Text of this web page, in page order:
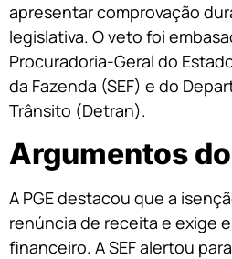
apresentar comprovação
legislativa. O veto foi
Procuradoria-Geral do
da Fazenda (SEF) e do
Trânsito (Detran).
Argumentos
A PGE destacou que a
renúncia de receita e exige
financeiro. A SEF alertou